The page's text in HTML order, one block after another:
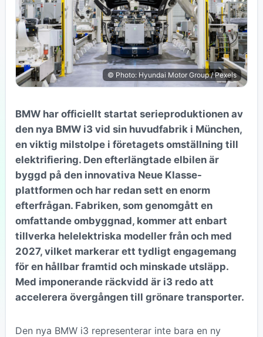
© Photo: Hyundai Motor Group / Pexels
BMW har officiellt startat serieproduktionen av
den nya BMW i3 vid sin huvudfabrik i München,
en viktig milstolpe i företagets omställning till
elektrifiering. Den efterlängtade elbilen är
byggd på den innovativa Neue Klasse-
plattformen och har redan sett en enorm
efterfrågan. Fabriken, som genomgått en
omfattande ombyggnad, kommer att enbart
tillverka helelektriska modeller från och med
2027, vilket markerar ett tydligt engagemang
för en hållbar framtid och minskade utsläpp.
Med imponerande räckvidd är i3 redo att
accelerera övergången till grönare transporter.
Den nya BMW i3 representerar inte bara en ny